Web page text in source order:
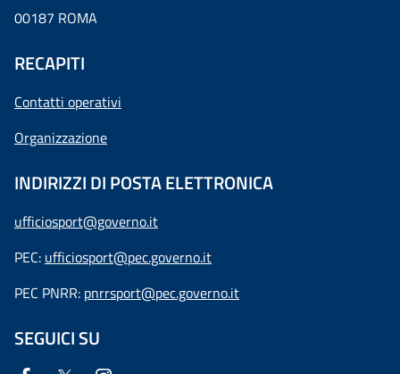
00187 ROMA
RECAPITI
Contatti operativi
Organizzazione
INDIRIZZI DI POSTA ELETTRONICA
ufficiosport@governo.it
PEC: ufficiosport@pec.governo.it
PEC PNRR: pnrrsport@pec.governo.it
SEGUICI SU